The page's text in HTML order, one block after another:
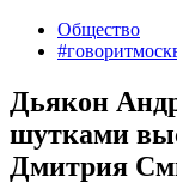
Общество
Дьякон
шутками
Дмитрия